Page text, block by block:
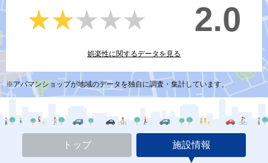
★★★★★
★★★★★ 2.0
娯楽性に関するデータを見る
※アパマンショップが地域のデータを独自に調査・集計しています。
トップ 施設情報